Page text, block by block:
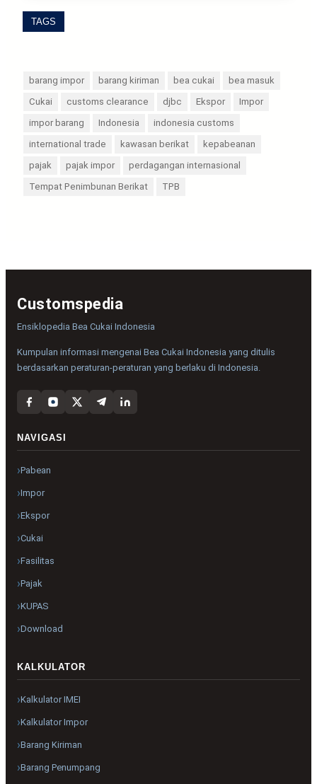
TAGS
barang impor barang kiriman bea cukai
bea masuk
Cukai
customs clearance djbc Ekspor
Impor
impor barang
Indonesia
indonesia customs
international trade
kawasan berikat
kepabeanan
pajak
pajak impor
perdagangan internasional
Tempat Penimbunan Berikat
TPB
Customspedia
Ensiklopedia Bea Cukai Indonesia
Kumpulan informasi mengenai Bea Cukai Indonesia yang ditulis
berdasarkan peraturan-peraturan yang berlaku di Indonesia.
NAVIGASI
Pabean
Impor
Ekspor
Cukai
Fasilitas
Pajak
KUPAS
Download
KALKULATOR
Kalkulator IMEI
Kalkulator Impor
Barang Kiriman
Barang Penumpang